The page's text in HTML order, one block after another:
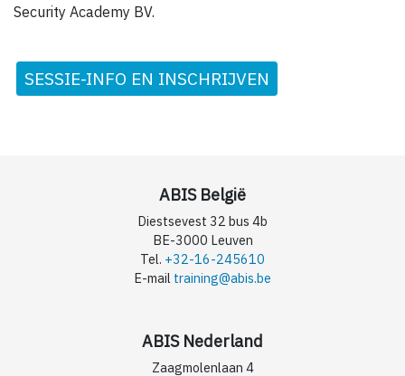
Security Academy BV.
SESSIE-INFO EN INSCHRIJVEN
ABIS België
Diestsevest 32 bus 4b
BE-3000 Leuven
Tel. +32-16-245610
E-mail training@abis.be
ABIS Nederland
Zaagmolenlaan 4